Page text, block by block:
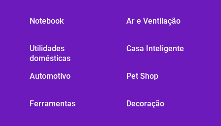
Notebook
Utilidades
domésticas
Automotivo
Ferramentas
Ar e Ventilação
Casa Inteligente
Pet Shop
Decoração